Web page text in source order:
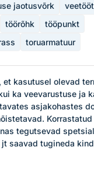
jaotusvõrk
töörõhk
tööpunkt
toruarmatuur
et kasutusel olevad
ka veevarustuse ja
asjakohastes
tegutsevad
saavad tugineda